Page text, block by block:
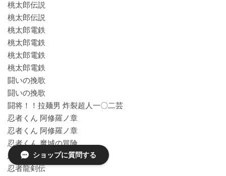
桃太郎伝説
桃太郎伝説
桃太郎電鉄
桃太郎電鉄
桃太郎電鉄
桃太郎電鉄
闘いの挽歌
闘いの挽歌
闘将！！拉麺男 炸裂超人一〇二芸
忍者くん 阿修羅ノ章
忍者くん 阿修羅ノ章
忍者くん 魔城の冒険
忍者くん 魔城の冒険
忍者龍剣伝
ショップに質問する